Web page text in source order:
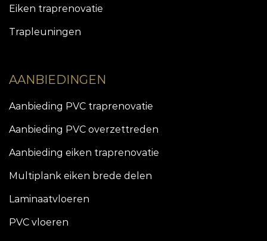
Eiken traprenovatie
Trapleuningen
AANBIEDINGEN
Aanbieding PVC traprenovatie
Aanbieding PVC overzettreden
Aanbieding eiken traprenovatie
Multiplank eiken brede delen
Laminaatvloeren
PVC vloeren